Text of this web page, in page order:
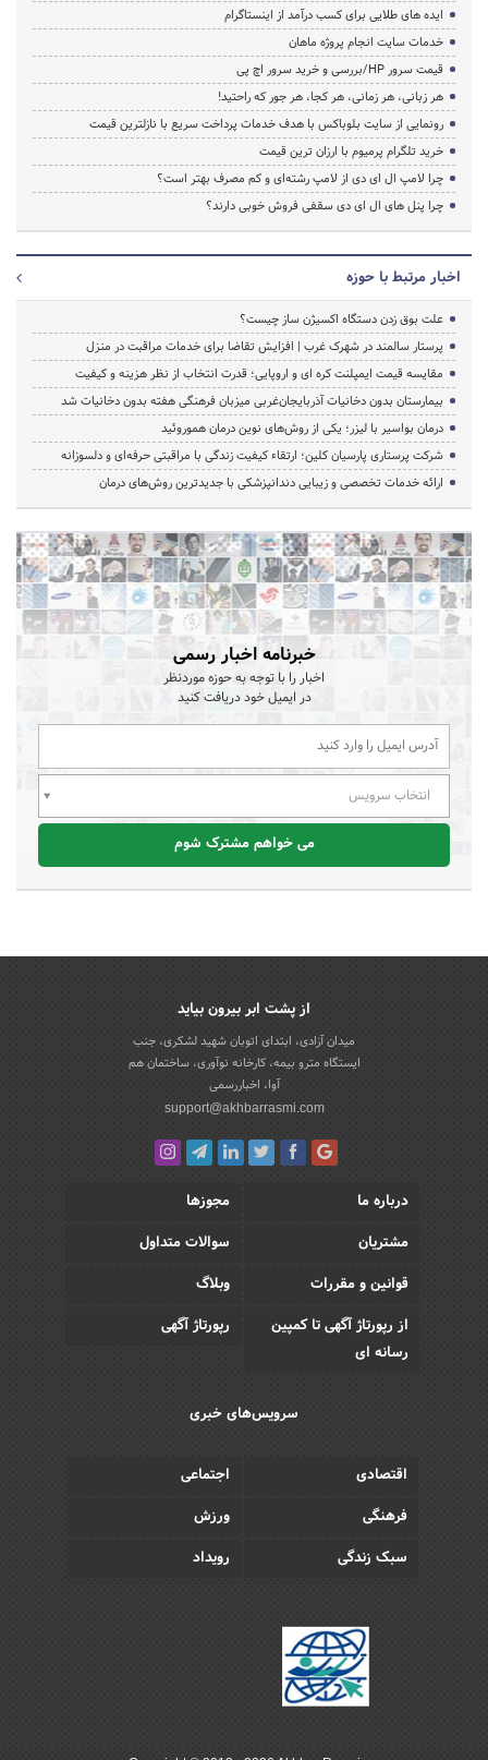
ایده های طلایی برای کسب درآمد از اینستاگرام
خدمات سایت انجام پروژه ماهان
قیمت سرور HP/بررسی و خرید سرور اچ پی
هر زبانی، هر زمانی، هر کجا، هر جور که راحتید!
رونمایی از سایت بلوباکس با هدف خدمات پرداخت سریع با نازلترین قیمت
خرید تلگرام پرمیوم با ارزان ترین قیمت
چرا لامپ ال ای دی از لامپ رشته‌ای و کم مصرف بهتر است؟
چرا پنل های ال ای دی سقفی فروش خوبی دارند؟
اخبار مرتبط با حوزه
علت بوق زدن دستگاه اکسیژن ساز چیست؟
پرستار سالمند در شهرک غرب | افزایش تقاضا برای خدمات مراقبت در منزل
مقایسه قیمت ایمپلنت کره ای و اروپایی؛ قدرت انتخاب از نظر هزینه و کیفیت
بیمارستان بدون دخانیات آذربایجان‌غربی میزبان فرهنگی هفته بدون دخانیات شد
درمان بواسیر با لیزر؛ یکی از روش‌های نوین درمان هموروئید
شرکت پرستاری پارسیان کلین؛ ارتقاء کیفیت زندگی با مراقبتی حرفه‌ای و دلسوزانه
ارائه خدمات تخصصی و زیبایی دندانپزشکی با جدیدترین روش‌های درمان
خبرنامه اخبار رسمی
اخبار را با توجه به حوزه موردنظر
در ایمیل خود دریافت کنید
انتخاب سرویس
می خواهم مشترک شوم
از پشت ابر بیرون بیاید
میدان آزادی، ابتدای اتوبان شهید لشکری، جنب
ایستگاه مترو بیمه، کارخانه نوآوری، ساختمان هم
آوا، اخباررسمی
support@akhbarrasmi.com
درباره ما
مجوزها
مشتریان
سوالات متداول
قوانین و مقررات
وبلاگ
از رپورتاژ آگهی تا کمپین
رسانه ای
رپورتاژ آگهی
سرویس‌های خبری
اقتصادی
اجتماعی
فرهنگی
ورزش
سبک زندگی
رویداد